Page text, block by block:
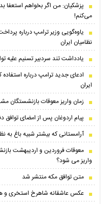
پزشکیان: من اگر بخواهم استعفا
می‌کنم!
یاوه‌گویی وزیر ترامپ درباره
نظامیان ایران
یادداشت تند سردبیر تسنیم علیه
ادعای جدید ترامپ درباره
ایران
زمان واریز معوقات
پیام اردوغان پس از امضای توافق
آرامستانی که بیشتر شبیه باغ به
معوقات فروردین و اردیبهشت
واریز می شود؟
متن توافق مکه منتشر شد
عکس عاشقانه شاهرخ استخری